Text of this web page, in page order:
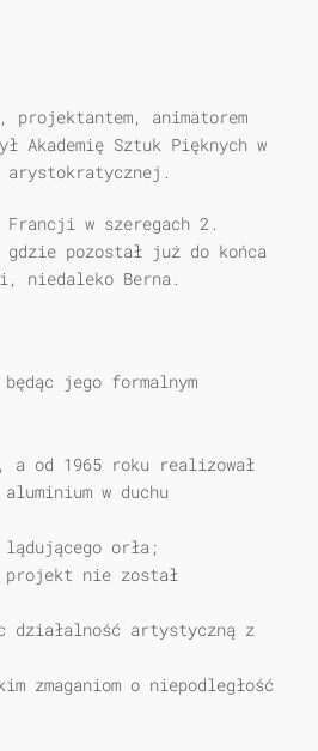
projektantem, animatorem
Akademię Sztuk Pięknych w
arystokratycznej.
Francji w szeregach 2.
pozostał już do końca
niedaleko Berna.
jego formalnym
a od 1965 roku realizował
w duchu
lądującego orła;
projekt nie został
działalność artystyczną z
zmaganiom o niepodległość